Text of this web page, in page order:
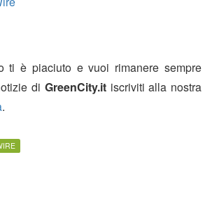
ti è piaciuto e vuoi rimanere sempre
di GreenCity.itiscriviti alla nostra
.